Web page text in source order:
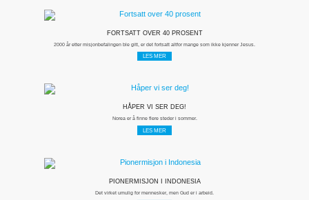
FORTSATT OVER 40 PROSENT
2000 år etter misjonbefalingen ble gitt, er det fortsatt altfor mange som ikke kjenner Jesus.
LES MER
HÅPER VI SER DEG!
Norea er å finne flere steder i sommer.
LES MER
PIONERMISJON I INDONESIA
Det virket umulig for mennesker, men Gud er i arbeid.